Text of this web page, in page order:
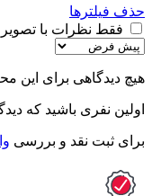
حذف فیلترها
فقط نظرات با
هیچ دیدگاهی برای این
اولین نفری باشید که دیدگاهی را
برای ثبت نقد و بررسی